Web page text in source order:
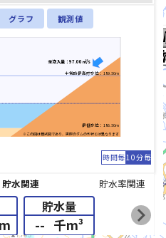
阿武隈川(あぶくま
list_alt
グラフ 観測値
※この図は模式図であり、実際のダムの形状とは異なります
平常時最高貯水位：189.50m
最低水位：186.50m
全流入量：97.00㎥/s
時間毎10分毎
貯水関連 貯水率関連
m
貯水量
-- 千m³ chevron_right